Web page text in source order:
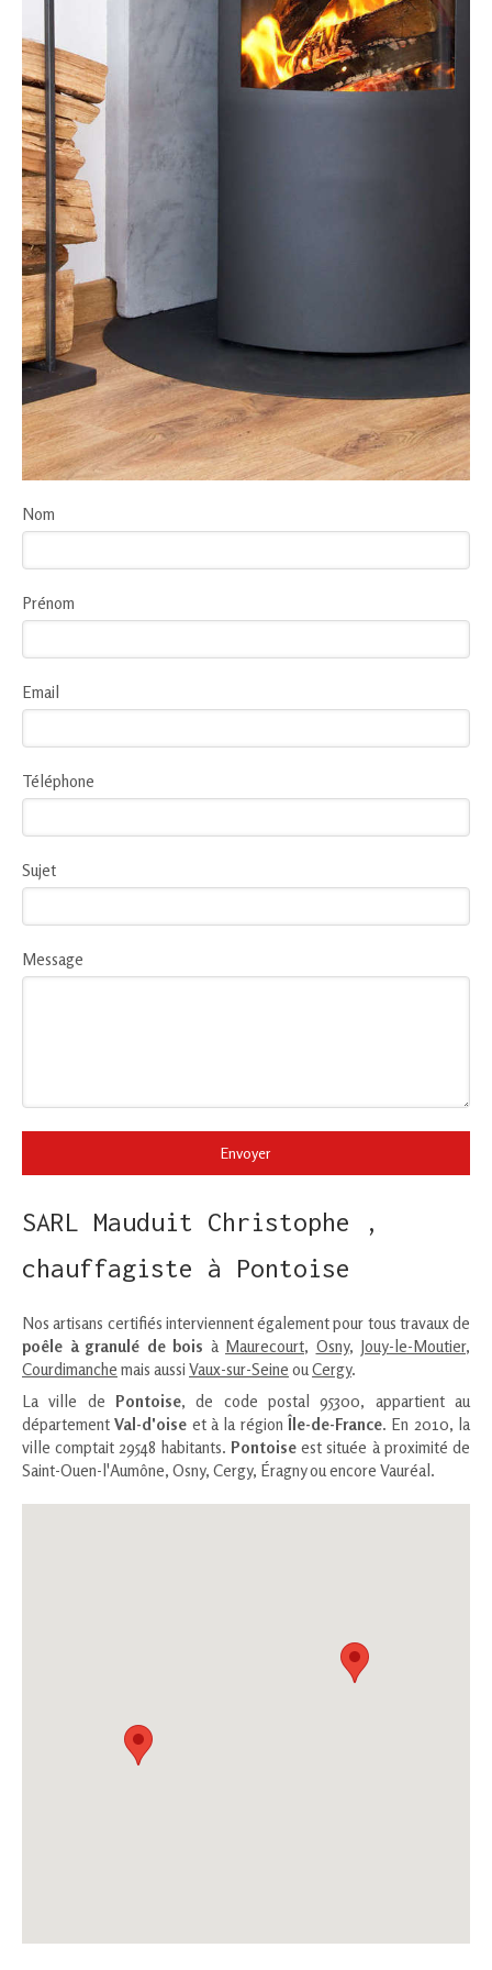
Nom
Prénom
Email
Téléphone
Sujet
Message
Envoyer
SARL Mauduit Christophe ,
chauffagiste à Pontoise
Nos artisans certifiés interviennent également pour tous travaux de
poêle à granulé de bois à Maurecourt, Osny, Jouy-le-Moutier,
Courdimanche mais aussi Vaux-sur-Seine ouCergy.
La ville de Pontoise, de code postal 95300, appartient au
départementVal-d'oise et à la région Île-de-France. En 2010, la
ville comptait 29548 habitants. Pontoiseest située à proximité de
Saint-Ouen-l'Aumône, Osny, Cergy, Éragny ou encore Vauréal.